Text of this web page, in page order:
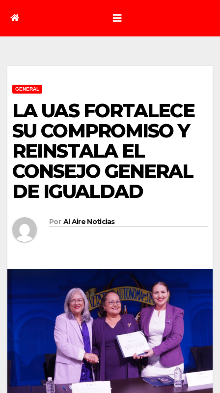
GENERAL
LA UAS FORTALECE
SU COMPROMISO Y
REINSTALA EL
CONSEJO GENERAL
DE IGUALDAD
Por Al Aire Noticias